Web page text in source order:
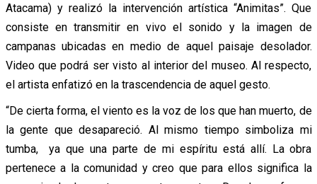
Atacama) y realizó la intervención artística “Animitas”. Que
consiste en transmitir en vivo el sonido y la imagen de
campanas ubicadas en medio de aquel paisaje desolador.
Video que podrá ser visto al interior del museo. Al respecto,
el artista enfatizó en la trascendencia de aquel gesto.
“De cierta forma, el viento es la voz de los que han muerto, de
la gente que desapareció. Al mismo tiempo simboliza mi
tumba, ya que una parte de mi espíritu está allí. La obra
pertenece a la comunidad y creo que para ellos significa la